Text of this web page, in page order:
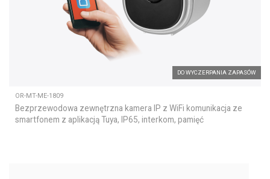
DO WYCZERPANIA ZAPASÓW
OR-MT-ME-1809
Bezprzewodowa zewnętrzna kamera IP z WiFi komunikacja ze
smartfonem z aplikacją Tuya, IP65, interkom, pamięć